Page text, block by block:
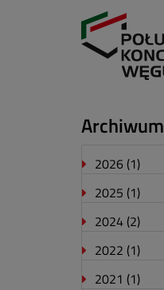
Archiwum
2026 (1)
2025 (1)
2024 (2)
2022 (1)
2021 (1)